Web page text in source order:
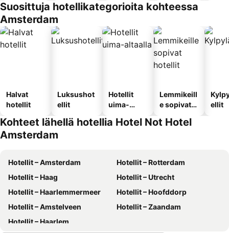
Suosittuja hotellikategorioita kohteessa
Amsterdam
Halvat
hotellit
Luksushot
ellit
Hotellit
uima-
Lemmikeill
e sopivat
ellit
Kohteet lähellä hotellia Hotel Not Hotel
Amsterdam
Hotellit – Amsterdam
Hotellit – Rotterdam
Hotellit – Haag
Hotellit – Utrecht
Hotellit – Haarlemmermeer
Hotellit – Hoofddorp
Hotellit – Amstelveen
Hotellit – Zaandam
Hotellit – Haarlem